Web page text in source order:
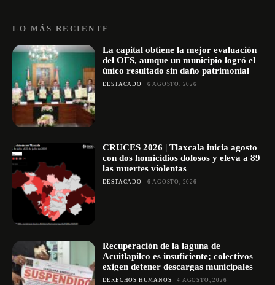
LO MÁS RECIENTE
La capital obtiene la mejor evaluación
del OFS, aunque un municipio logró el
único resultado sin daño patrimonial
DESTACADO 6 AGOSTO, 2026
CRUCES 2026 | Tlaxcala inicia agosto
con dos homicidios dolosos y eleva a 89
las muertes violentas
DESTACADO 6 AGOSTO, 2026
Recuperación de la laguna de
Acuitlapilco es insuficiente; colectivos
exigen detener descargas municipales
DERECHOS HUMANOS 4 AGOSTO, 2026